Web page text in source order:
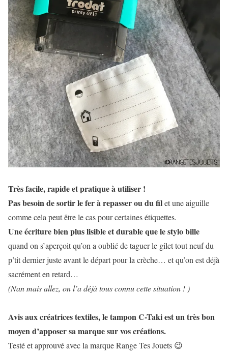
Très facile, rapide et pratique à utiliser !
Pas besoin de sortir le fer à repasser ou du filet une aiguille
comme cela peut être le cas pour certaines étiquettes.
Une écriture bien plus lisible et durable que le stylo bille
quand on s’aperçoit qu’on a oublié de taguer le gilet tout neuf du
p’tit dernier juste avant le départ pour la crèche… et qu’on est déjà
sacrément en retard…
(Nan mais allez, on l’a déjà tous connu cette situation ! )
Avis aux créatrices textiles, le tampon C-Taki est un très bon
moyen d’apposer sa marque sur vos créations.
Testé et approuvé avec la marque Range Tes Jouets 😉